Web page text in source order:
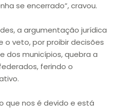
se encerrado”, cravou.
a argumentação jurídica
o veto, por proibir decisões
dos municípios, quebra a
ferindo o
que nos é devido e está